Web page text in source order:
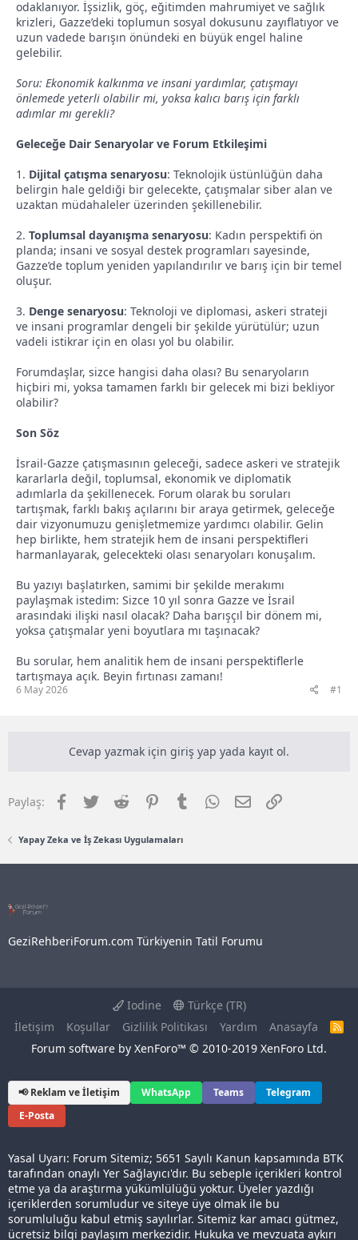
odaklanıyor. İşsizlik, göç, eğitimden mahrumiyet ve sağlık
krizleri, Gazze’deki toplumun sosyal dokusunu zayıflatıyor ve
uzun vadede barışın önündeki en büyük engel haline
gelebilir.
Soru: Ekonomik kalkınma ve insani yardımlar, çatışmayı
önlemede yeterli olabilir mi, yoksa kalıcı barış için farklı
adımlar mı gerekli?
Geleceğe Dair Senaryolar ve Forum Etkileşimi
1. Dijital çatışma senaryosu: Teknolojik üstünlüğün daha
belirgin hale geldiği bir gelecekte, çatışmalar siber alan ve
uzaktan müdahaleler üzerinden şekillenebilir.
2. Toplumsal dayanışma senaryosu: Kadın perspektifi ön
planda; insani ve sosyal destek programları sayesinde,
Gazze’de toplum yeniden yapılandırılır ve barış için bir temel
oluşur.
3. Denge senaryosu: Teknoloji ve diplomasi, askeri strateji
ve insani programlar dengeli bir şekilde yürütülür; uzun
vadeli istikrar için en olası yol bu olabilir.
Forumdaşlar, sizce hangisi daha olası? Bu senaryoların
hiçbiri mi, yoksa tamamen farklı bir gelecek mi bizi bekliyor
olabilir?
Son Söz
İsrail-Gazze çatışmasının geleceği, sadece askeri ve stratejik
kararlarla değil, toplumsal, ekonomik ve diplomatik
adımlarla da şekillenecek. Forum olarak bu soruları
tartışmak, farklı bakış açılarını bir araya getirmek, geleceğe
dair vizyonumuzu genişletmemize yardımcı olabilir. Gelin
hep birlikte, hem stratejik hem de insani perspektifleri
harmanlayarak, gelecekteki olası senaryoları konuşalım.
Bu yazıyı başlatırken, samimi bir şekilde merakımı
paylaşmak istedim: Sizce 10 yıl sonra Gazze ve İsrail
arasındaki ilişki nasıl olacak? Daha barışçıl bir dönem mi,
yoksa çatışmalar yeni boyutlara mı taşınacak?
Bu sorular, hem analitik hem de insani perspektiflerle
tartışmaya açık. Beyin fırtınası zamanı!
6 May 2026 #1
Cevap yazmak için giriş yap yada kayıt ol.
Paylaş: Facebook
TwitterReddit PinterestTumblrWhatsApp
E-postaLink
Yapay Zeka ve İş Zekası Uygulamaları
GeziRehberiForum.com Türkiyenin Tatil Forumu
Iodine
Türkçe (TR)
İletişim
Koşullar Gizlilik Politikası Yardım Anasayfa
R
Forum software by XenForo™ © 2010-2019 XenForo Ltd.
📢 Reklam ve İletişim WhatsApp Teams
Telegram
E-Posta
Yasal Uyarı: Forum Sitemiz; 5651 Sayılı Kanun kapsamında BTK
tarafından onaylı Yer Sağlayıcı'dır. Bu sebeple içerikleri kontrol
etme ya da araştırma yükümlülüğü yoktur. Üyeler yazdığı
içeriklerden sorumludur ve siteye üye olmak ile bu
sorumluluğu kabul etmiş sayılırlar. Sitemiz kar amacı gütmez,
ücretsiz bilgi paylaşım merkezidir. Hukuka ve mevzuata aykırı